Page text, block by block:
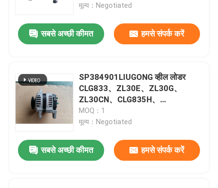
CLG225
मूल्य：Negotiated
सबसे अच्छी कीमत हमसे संपर्क करें
SP384901LIUGONG व्हील लोडर
CLG833、ZL30E、ZL30G、
ZL30CN、CLG835H、
CLG836H、CLG842H CLG848H के
लिए अल्टरनेटर
MOQ：1
मूल्य：Negotiated
सबसे अच्छी कीमत हमसे संपर्क करें